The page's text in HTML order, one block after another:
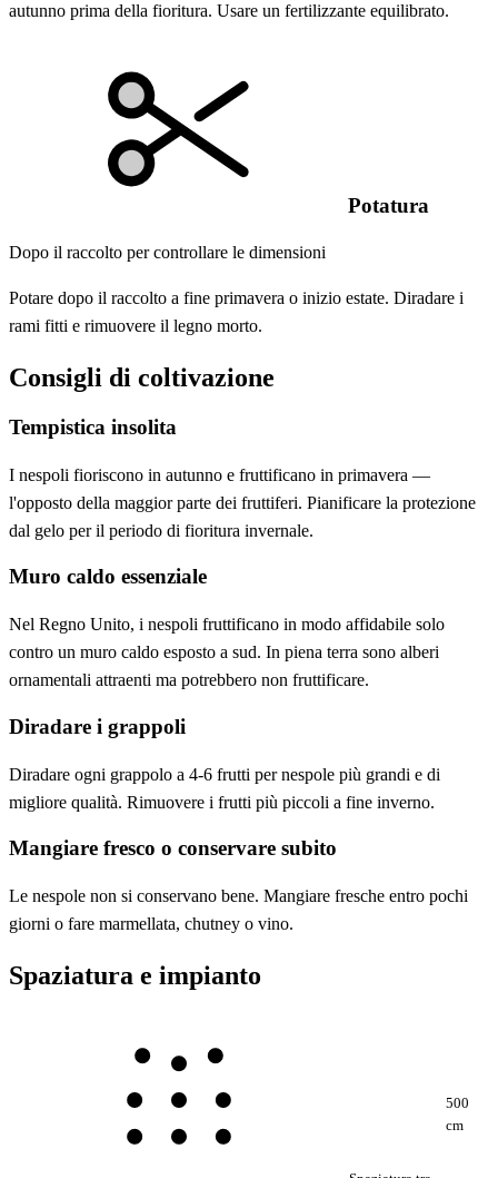
autunno prima della fioritura. Usare un fertilizzante equilibrato.
Potatura
Dopo il raccolto per controllare le dimensioni
Potare dopo il raccolto a fine primavera o inizio estate. Diradare i
rami fitti e rimuovere il legno morto.
Consigli di coltivazione
Tempistica insolita
I nespoli fioriscono in autunno e fruttificano in primavera —
l'opposto della maggior parte dei fruttiferi. Pianificare la protezione
dal gelo per il periodo di fioritura invernale.
Muro caldo essenziale
Nel Regno Unito, i nespoli fruttificano in modo affidabile solo
contro un muro caldo esposto a sud. In piena terra sono alberi
ornamentali attraenti ma potrebbero non fruttificare.
Diradare i grappoli
Diradare ogni grappolo a 4-6 frutti per nespole più grandi e di
migliore qualità. Rimuovere i frutti più piccoli a fine inverno.
Mangiare fresco o conservare subito
Le nespole non si conservano bene. Mangiare fresche entro pochi
giorni o fare marmellata, chutney o vino.
Spaziatura e impianto
500
cm